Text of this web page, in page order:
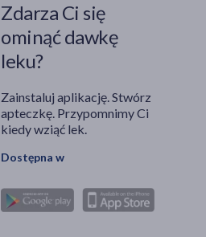
Zdarza Ci się
ominąć dawkę
leku?
Zainstaluj aplikację. Stwórz
apteczkę. Przypomnimy Ci
kiedy wziąć lek.
Dostępna w